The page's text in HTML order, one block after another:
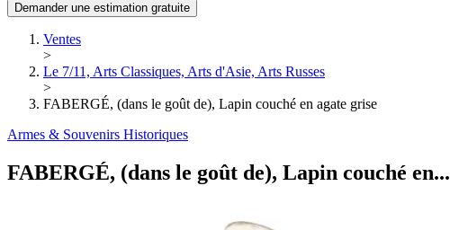
Demander une estimation gratuite
Ventes
>
Le 7/11, Arts Classiques, Arts d'Asie, Arts Russes
>
FABERGÉ, (dans le goût de), Lapin couché en agate grise
Armes & Souvenirs Historiques
FABERGÉ, (dans le goût de), Lapin couché en...